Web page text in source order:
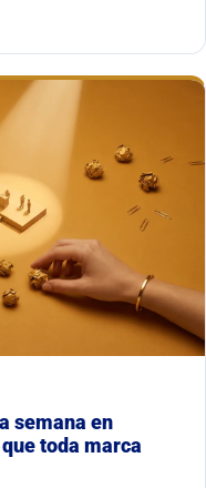
y sans serif para
juntar dos fuentes
aunque no sepa
semana en
toda marca